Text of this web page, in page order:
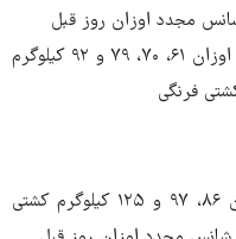
ساعت ۱۹:۳۰: مسابقات رده بندی و فینال اوزان ۶۱، ۷۰، ۷۹ و ۹۲ کیلوگرم
ساعت ۱۲ تا ۱۶: مسابقات مقدماتی اوزان ۸۶، ۹۷ و ۱۲۵ کیلوگرم کشتی